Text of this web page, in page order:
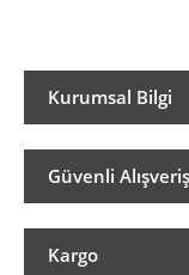
Kurumsal Bilgi
Güvenli Alışveriş
Kargo